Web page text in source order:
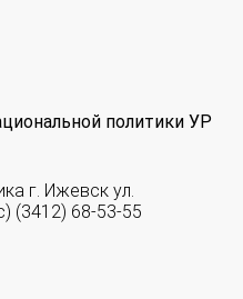
политики УР
г. Ижевск ул.
(3412) 68-53-55